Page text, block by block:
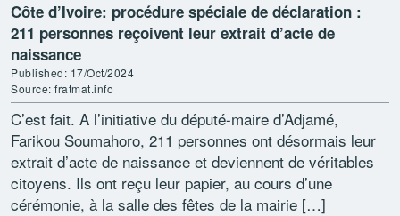
Côte d’Ivoire: procédure spéciale de déclaration :
211 personnes reçoivent leur extrait d’acte de
naissance
Published: 17/Oct/2024
Source: fratmat.info
C’est fait. A l’initiative du député-maire d’Adjamé,
Farikou Soumahoro, 211 personnes ont désormais leur
extrait d’acte de naissance et deviennent de véritables
citoyens. Ils ont reçu leur papier, au cours d’une
cérémonie, à la salle des fêtes de la mairie […]